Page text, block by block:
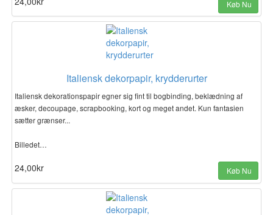
Køb Nu
Italiensk dekorpapir, krydderurter
Italiensk dekorationspapir egner sig fint til bogbinding, beklædning af
æsker, decoupage, scrapbooking, kort og meget andet. Kun fantasien
sætter grænser...
Billedet…
24,00kr Køb Nu